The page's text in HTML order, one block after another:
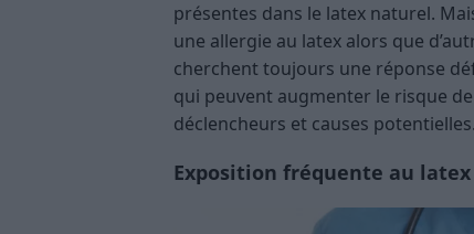
présentes dans le latex naturel.
une allergie au latex alors que
cherchent toujours une réponse
qui peuvent augmenter le risque
déclencheurs et causes potentielles.
Exposition fréquente au latex